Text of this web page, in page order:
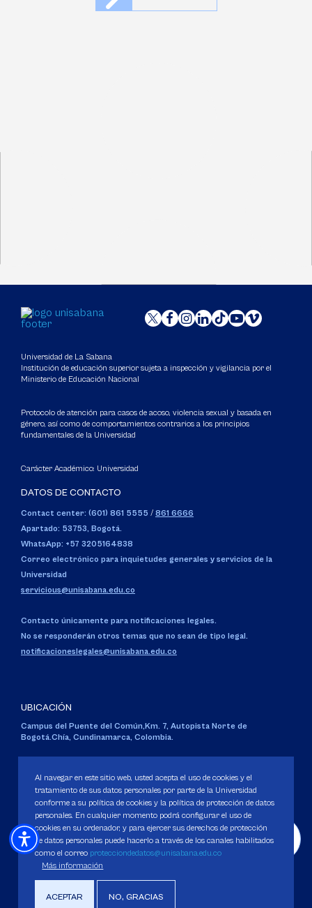
Universidad de La Sabana
Institución de educación superior sujeta a inspección y vigilancia por el
Ministerio de Educación Nacional
Protocolo de atención para casos de acoso, violencia sexual y basada en
género, así como de comportamientos contrarios a los principios
fundamentales de la Universidad
Carácter Académico: Universidad
DATOS DE CONTACTO
Contact center: (601) 861 5555 / 861 6666
Apartado: 53753, Bogotá.
WhatsApp: +57 3205164838
Correo electrónico para inquietudes generales y servicios de la
Universidad
servicious@unisabana.edu.co
Contacto únicamente para notificaciones legales.
No se responderán otros temas que no sean de tipo legal.
notificacioneslegales@unisabana.edu.co
UBICACIÓN
Campus del Puente del Común,Km. 7, Autopista Norte de
Bogotá.Chía, Cundinamarca, Colombia.
Personería Jurídica:Resolución 130 del 14 de enero de 1980.
Ministerio de Educación Nacional.
Política de Protección de datos
Derechos Pecuniarios
Al navegar en este sitio web, usted acepta el uso de cookies y el
tratamiento de sus datos personales por parte de la Universidad
conforme a su política de cookies y la política de protección de datos
personales. En cualquier momento podrá configurar el uso de
cookies en su ordenador, y para ejercer sus derechos de protección
de datos personales puede hacerlo a través de los canales habilitados
como el correo protecciondedatos@unisabana.edu.co
Más información
ACEPTAR NO, GRACIAS